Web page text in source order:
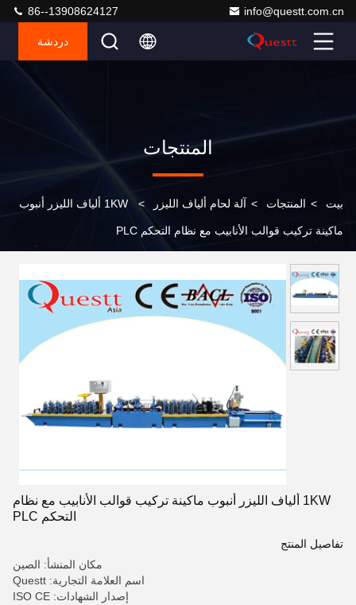
info@questt.com.cn
86--13908624127
دردشة
المنتجات
بيت > المنتجات > آلة لحام ألياف الليزر > 1KW ألياف الليزر أنبوب
ماكينة تركيب قوالب الأنابيب مع نظام التحكم PLC
1KW ألياف الليزر أنبوب ماكينة تركيب قوالب الأنابيب مع نظام
التحكم PLC
تفاصيل المنتج
مكان المنشأ: الصين
اسم العلامة التجارية: Questt
إصدار الشهادات: ISO CE